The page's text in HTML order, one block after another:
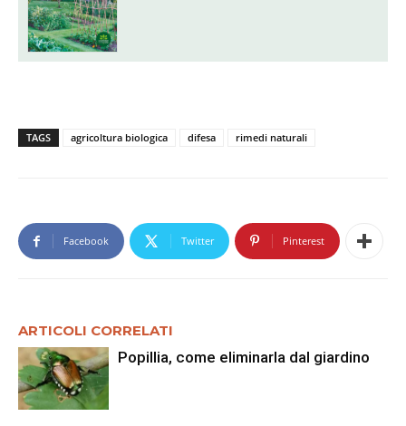
TAGS agricoltura biologica difesa rimedi naturali
Facebook Twitter Pinterest
ARTICOLI CORRELATI
Popillia, come eliminarla dal giardino